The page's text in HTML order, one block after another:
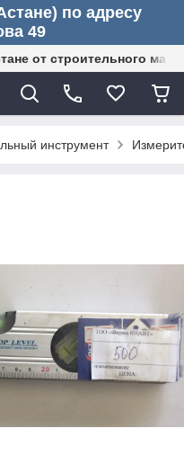
по адресу
49
от строительного
инструмент